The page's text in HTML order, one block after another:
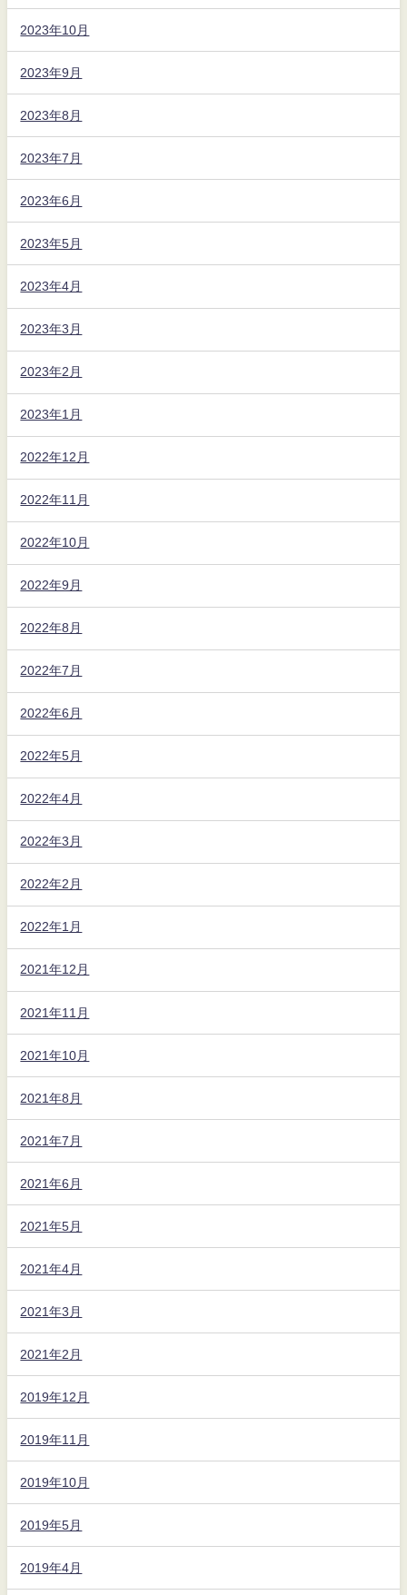
2023年10月
2023年9月
2023年8月
2023年7月
2023年6月
2023年5月
2023年4月
2023年3月
2023年2月
2023年1月
2022年12月
2022年11月
2022年10月
2022年9月
2022年8月
2022年7月
2022年6月
2022年5月
2022年4月
2022年3月
2022年2月
2022年1月
2021年12月
2021年11月
2021年10月
2021年8月
2021年7月
2021年6月
2021年5月
2021年4月
2021年3月
2021年2月
2019年12月
2019年11月
2019年10月
2019年5月
2019年4月